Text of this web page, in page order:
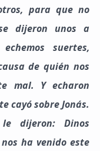
para que no
dijeron unos a
suertes,
de quién nos
mal. Y echaron
cayó sobre Jonás.
ha venido este